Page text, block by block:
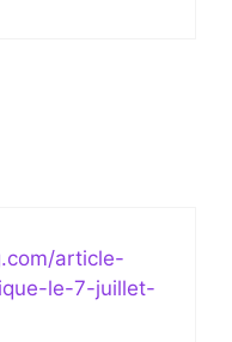
article-
le-7-juillet-